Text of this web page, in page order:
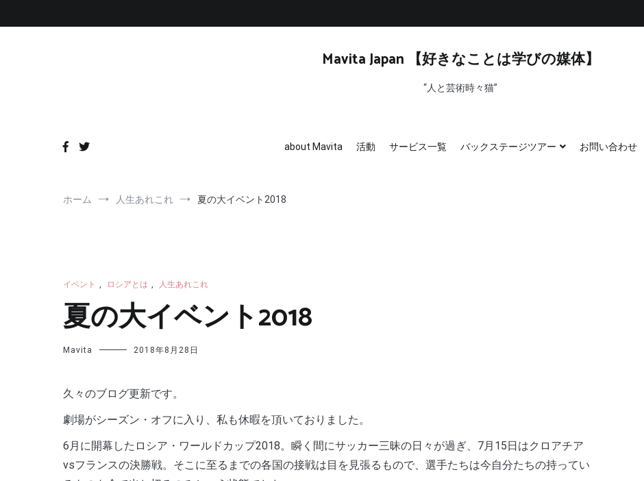
Mavita Japan 【好きなことは学びの媒体】
“人と芸術時々猫”
about Mavita 活動 サービス一覧 バックステージツアー お問い合わせ
ホーム 人生あれこれ 夏の大イベント2018
イベント , ロシアとは , 人生あれこれ
夏の大イベント2018
Mavita 2018年8月28日
久々のブログ更新です。
劇場がシーズン・オフに入り、私も休暇を頂いておりました。
6月に開幕したロシア・ワールドカップ2018。瞬く間にサッカー三昧の日々が過ぎ、7月15日はクロアチア
vsフランスの決勝戦。そこに至るまでの各国の接戦は目を見張るもので、選手たちは今自分たちの持ってい